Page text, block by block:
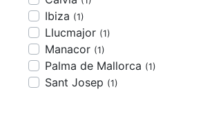
Ibiza (1)
Llucmajor (1)
Manacor (1)
Palma de Mallorca (1)
Sant Josep (1)